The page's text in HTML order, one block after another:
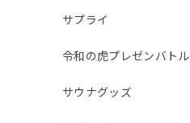
サプライ
令和の虎プレゼンバトル
サウナグッズ